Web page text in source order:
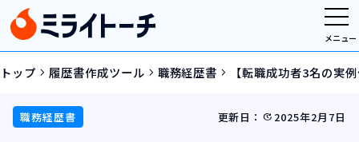
メニュー
トップ navigate_next 履歴書作成ツール navigate_next 職務経歴書 navigate_next 【転職成功者3名の実
職務経歴書 更新日： update 2025年2月7日